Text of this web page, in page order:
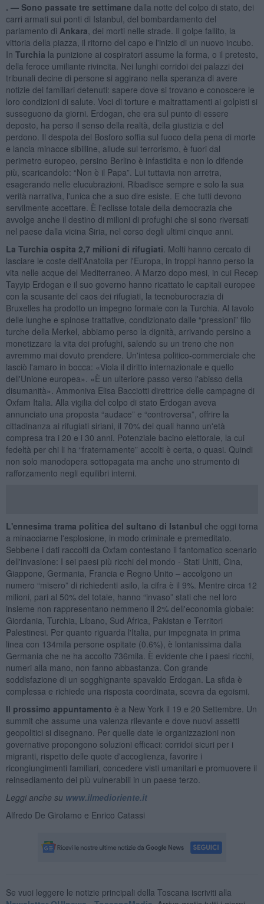
. — Sono passate tre settimane dalla notte del colpo di stato, dei
carri armati sui ponti di Istanbul, del bombardamento del
parlamento di Ankara , dei morti nelle strade. Il golpe fallito, la
vittoria della piazza, il ritorno del capo e l'inizio di un nuovo incubo.
In Turchia la punizione ai cospiratori assume la forma, o il pretesto,
della feroce umiliante rivincita. Nei lunghi corridoi dei palazzi dei
tribunali decine di persone si aggirano nella speranza di avere
notizie dei familiari detenuti: sapere dove si trovano e conoscere le
loro condizioni di salute. Voci di torture e maltrattamenti ai golpisti si
susseguono da giorni. Erdogan, che era sul punto di essere
deposto, ha perso il senso della realtà, della giustizia e del
perdono. Il despota del Bosforo soffia sul fuoco della pena di morte
e lancia minacce sibilline, allude sul terrorismo, è fuori dal
perimetro europeo, persino Berlino è infastidita e non lo difende
più, scaricandolo: “Non è il Papa”. Lui tuttavia non arretra,
esagerando nelle elucubrazioni. Ribadisce sempre e solo la sua
verità narrativa, l'unica che a suo dire esiste. E che tutti devono
servilmente accettare. È l'eclisse totale della democrazia che
avvolge anche il destino di milioni di profughi che si sono riversati
nel paese dalla vicina Siria, nel corso degli ultimi cinque anni.
La Turchia ospita 2,7 milioni di rifugiati . Molti hanno cercato di
lasciare le coste dell'Anatolia per l'Europa, in troppi hanno perso la
vita nelle acque del Mediterraneo. A Marzo dopo mesi, in cui Recep
Tayyip Erdogan e il suo governo hanno ricattato le capitali europee
con la scusante del caos dei rifugiati, la tecnoburocrazia di
Bruxelles ha prodotto un impegno formale con la Turchia. Al tavolo
delle lunghe e spinose trattative, condizionato dalle “pressioni” filo
turche della Merkel, abbiamo perso la dignità, arrivando persino a
monetizzare la vita dei profughi, salendo su un treno che non
avremmo mai dovuto prendere. Un'intesa politico-commerciale che
lasciò l'amaro in bocca: «Viola il diritto internazionale e quello
dell'Unione europea». «È un ulteriore passo verso l'abisso della
disumanità». Ammoniva Elisa Bacciotti direttrice delle campagne di
Oxfam Italia. Alla vigilia del colpo di stato Erdogan aveva
annunciato una proposta “audace” e “controversa”, offrire la
cittadinanza ai rifugiati siriani, il 70% dei quali hanno un'età
compresa tra i 20 e i 30 anni. Potenziale bacino elettorale, la cui
fedeltà per chi li ha “fraternamente” accolti è certa, o quasi. Quindi
non solo manodopera sottopagata ma anche uno strumento di
rafforzamento negli equilibri interni.
L'ennesima trama politica del sultano di Istanbul che oggi torna
a minacciarne l'esplosione, in modo criminale e premeditato.
Sebbene i dati raccolti da Oxfam contestano il fantomatico scenario
dell'invasione: I sei paesi più ricchi del mondo - Stati Uniti, Cina,
Giappone, Germania, Francia e Regno Unito – accolgono un
numero “misero” di richiedenti asilo, la cifra è il 9%. Mentre circa 12
milioni, pari al 50% del totale, hanno “invaso” stati che nel loro
insieme non rappresentano nemmeno il 2% dell'economia globale:
Giordania, Turchia, Libano, Sud Africa, Pakistan e Territori
Palestinesi. Per quanto riguarda l'Italia, pur impegnata in prima
linea con 134mila persone ospitate (0.6%), è lontanissima dalla
Germania che ne ha accolto 736mila. È evidente che i paesi ricchi,
numeri alla mano, non fanno abbastanza. Con grande
soddisfazione di un sogghignante spavaldo Erdogan. La sfida è
complessa e richiede una risposta coordinata, scevra da egoismi.
Il prossimo appuntamento è a New York il 19 e 20 Settembre. Un
summit che assume una valenza rilevante e dove nuovi assetti
geopolitici si disegnano. Per quelle date le organizzazioni non
governative propongono soluzioni efficaci: corridoi sicuri per i
migranti, rispetto delle quote d'accoglienza, favorire i
ricongiungimenti familiari, concedere visti umanitari e promuovere il
reinsediamento dei più vulnerabili in un paese terzo.
Leggi anche su www.ilmedioriente.it
Alfredo De Girolamo e Enrico Catassi
Se vuoi leggere le notizie principali della Toscana iscriviti alla